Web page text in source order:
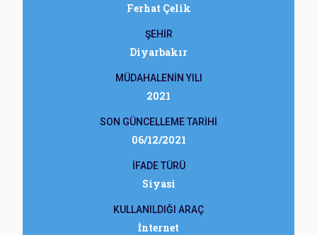
Ferhat Çelik
ŞEHİR
Diyarbakır
MÜDAHALENİN YILI
2021
SON GÜNCELLEME TARİHİ
06/12/2021
İFADE TÜRÜ
Siyasi
KULLANILDIĞI ARAÇ
İnternet